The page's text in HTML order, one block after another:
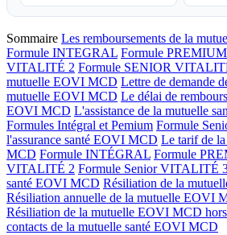
Sommaire Les remboursements de la
Formule INTEGRAL Formule PREMIUM
VITALITÉ 2 Formule SENIOR
mutuelle EOVI MCD Lettre de demande
mutuelle EOVI MCD Le délai de
EOVI MCD L'assistance de la mutuelle
Formules Intégral et Pemium Formule
l'assurance santé EOVI MCD Le tarif de
MCD Formule INTÉGRAL Formule
VITALITÉ 2 Formule Senior VITALITÉ
santé EOVI MCD Résiliation de la
Résiliation annuelle de la mutuelle EOVI
Résiliation de la mutuelle EOVI MCD hors
contacts de la mutuelle santé EOVI MCD